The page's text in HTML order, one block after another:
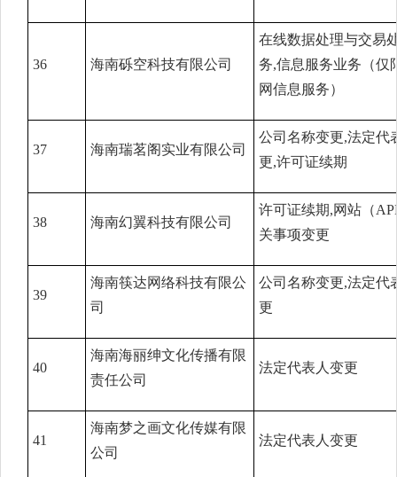
36 海南砾空科技有限公司
在线数据处理与交易
务,信息服务业务（仅
网信息服务）
37 海南瑞茗阁实业有限公司
公司名称变更,法定代
更,许可证续期
38 海南幻翼科技有限公司
许可证续期,网站（
关事项变更
39
海南筷达网络科技有限公
司
公司名称变更,法定代
更
40
海南海丽绅文化传播有限
责任公司
法定代表人变更
41
海南梦之画文化传媒有限
公司
法定代表人变更